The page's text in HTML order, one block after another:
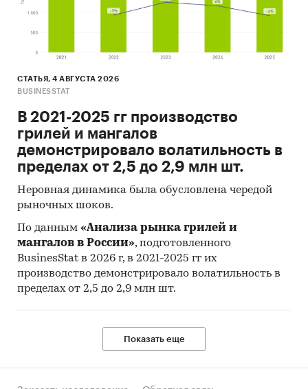
Результаты исследований DISCOVERY
Объем и структура выборки
Процедура контент-анализа документов не
предполагает расчета объема выборочной
все доступные исследователю документы.
К отчету прилагается обработанная и
пригодная к дальнейшему использованию
данных с подробной информацией об
импорте в Россию и экспорте из России
инвалидов.База включает в себя большое
число различных показателей:
Категория продукта
Месяц импорта/экспорта
Компании получатели и отправители
СТАТЬЯ, 4 АВГУСТА 2026
BUSINESSTAT
В 2021-2025 гг производство
грилей и мангалов
демонстрировало волатильность в
пределах от 2,5 до 2,9 млн шт.
Неровная динамика была обусловлена чередой
рыночных шоков.
По данным «Анализа рынка грилей и
мангалов в России», подготовленного
BusinesStat в 2026 г, в 2021-2025 гг их
производство демонстрировало волатильность в
пределах от 2,5 до 2,9 млн шт.
Показать еще